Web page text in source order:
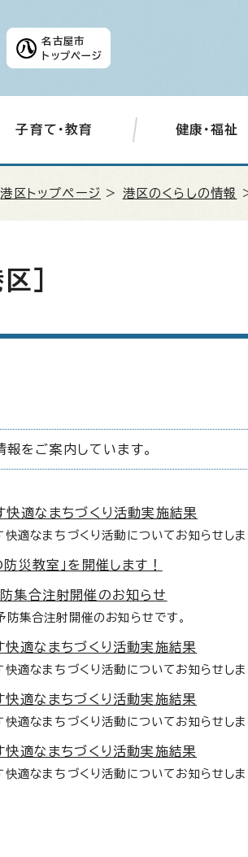
名古屋市
トップページ
子育て・教育 健康・福祉
港区トップページ > 港区のくらしの情報
］
報をご案内しています。
快適なまちづくり活動実施結果
適なまちづくり活動についてお知らせしま
防災教室」を開催します！
集合注射開催のお知らせ
集合注射開催のお知らせです。
快適なまちづくり活動実施結果
適なまちづくり活動についてお知らせしま
快適なまちづくり活動実施結果
適なまちづくり活動についてお知らせしま
快適なまちづくり活動実施結果
適なまちづくり活動についてお知らせしま